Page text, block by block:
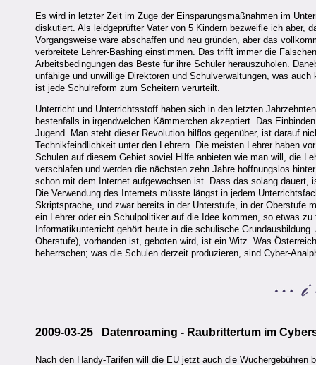
Es wird in letzter Zeit im Zuge der Einsparungsmaßnahmen im
diskutiert. Als leidgeprüfter Vater von 5 Kindern bezweifle ich aber,
Vorgangsweise wäre abschaffen und neu gründen, aber das
verbreitete Lehrer-Bashing einstimmen. Das trifft immer die
Arbeitsbedingungen das Beste für ihre Schüler herauszuholen.
unfähige und unwillige Direktoren und Schulverwaltungen, was
ist jede Schulreform zum Scheitern verurteilt.
Unterricht und Unterrichtsstoff haben sich in den letzten
bestenfalls in irgendwelchen Kämmerchen akzeptiert. Das
Jugend. Man steht dieser Revolution hilflos gegenüber, ist darauf
Technikfeindlichkeit unter den Lehrern. Die meisten Lehrer haben
Schulen auf diesem Gebiet soviel Hilfe anbieten wie man will, die
verschlafen und werden die nächsten zehn Jahre hoffnungslos
schon mit dem Internet aufgewachsen ist. Dass das solang
Die Verwendung des Internets müsste längst in jedem
Skriptsprache, und zwar bereits in der Unterstufe, in der Oberstufe
ein Lehrer oder ein Schulpolitiker auf die Idee kommen, so etwas
Informatikunterricht gehört heute in die schulische
Oberstufe), vorhanden ist, geboten wird, ist ein Witz. Was
beherrschen; was die Schulen derzeit produzieren, sind Cyber-
2009-03-25 Datenroaming - Raubrittertum im
Nach den Handy-Tarifen will die EU jetzt auch die